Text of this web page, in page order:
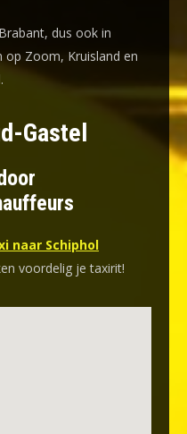
dus ook in
op Zoom, Kruisland en
Gastel
naar Schiphol
voordelig je taxirit!